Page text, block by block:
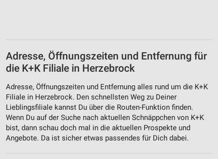
Adresse, Öffnungszeiten und Entfernung für
die K+K Filiale in Herzebrock
Adresse, Öffnungszeiten und Entfernung alles rund um die K+K
Filiale in Herzebrock. Den schnellsten Weg zu Deiner
Lieblingsfiliale kannst Du über die Routen-Funktion finden.
Wenn Du auf der Suche nach aktuellen Schnäppchen von K+K
bist, dann schau doch mal in die aktuellen Prospekte und
Angebote. Da ist sicher etwas passendes für Dich dabei.